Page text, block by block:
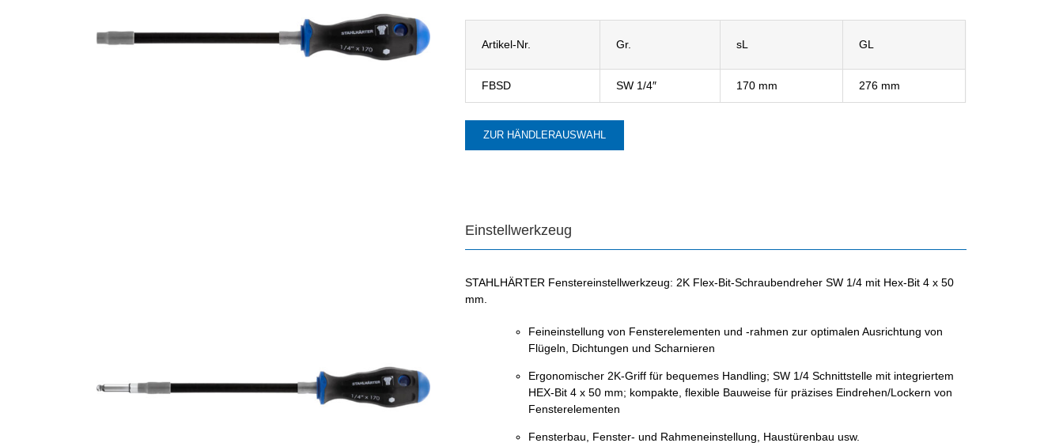
Artikel-Nr. Gr. sL GL
FBSD SW 1/4″ 170 mm 276 mm
ZUR HÄNDLERAUSWAHL
Einstellwerkzeug
STAHLHÄRTER Fenstereinstellwerkzeug: 2K Flex-Bit-Schraubendreher SW 1/4 mit Hex-Bit 4 x 50
mm.
Feineinstellung von Fensterelementen und -rahmen zur optimalen Ausrichtung von
Flügeln, Dichtungen und Scharnieren
Ergonomischer 2K-Griff für bequemes Handling; SW 1/4 Schnittstelle mit integriertem
HEX-Bit 4 x 50 mm; kompakte, flexible Bauweise für präzises Eindrehen/Lockern von
Fensterelementen
Fensterbau, Fenster- und Rahmeneinstellung, Haustürenbau usw.